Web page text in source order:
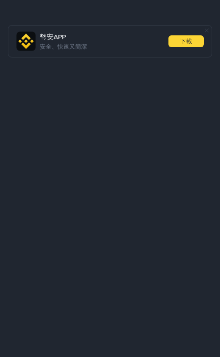
幣安APP
安全、快速又簡潔
下載